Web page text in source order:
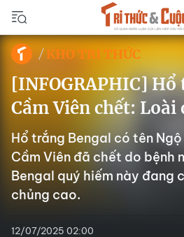
KHO TRI THỨC
[INFOGRAPHIC]
Cầm Viên chết: Loài
Hổ trắng Bengal có tên
Cầm Viên đã chết do bệnh
Bengal quý hiếm này đang
chủng cao.
12/07/2025 02:00